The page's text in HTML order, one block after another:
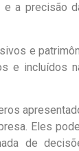
e a precisão
e
e incluídos
Eles
de